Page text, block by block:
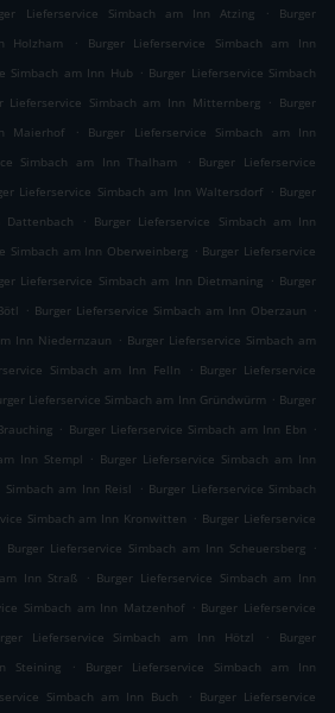
Lieferservice Simbach am Inn Atzing .
Burger
Holzham
.
Burger Lieferservice Simbach am Inn
Simbach am Inn Hub . Burger Lieferservice Simbach
Lieferservice Simbach am Inn Mitternberg . Burger
Maierhof
.
Burger Lieferservice Simbach am Inn
Simbach am Inn Thalham . Burger Lieferservice
Lieferservice Simbach am Inn Waltersdorf . Burger
. Burger Lieferservice Simbach am Inn
Simbach am Inn Oberweinberg . Burger Lieferservice
Lieferservice Simbach am Inn Dietmaning . Burger
. Burger Lieferservice Simbach am Inn Oberzaun .
Inn Niedernzaun . Burger Lieferservice Simbach am
Simbach am Inn Felln . Burger Lieferservice
Lieferservice Simbach am Inn Gründwürm . Burger
. Burger Lieferservice Simbach am Inn Ebn .
Inn Stempl . Burger Lieferservice Simbach am Inn
Simbach am Inn Reisl . Burger Lieferservice Simbach
Simbach am Inn Kronwitten . Burger Lieferservice
Burger Lieferservice Simbach am Inn Scheuersberg .
Inn Straß
. Burger Lieferservice Simbach am Inn
Simbach am Inn Matzenhof . Burger Lieferservice
Lieferservice Simbach am Inn Hötzl .
Burger
Steining
.
Burger Lieferservice Simbach am Inn
Simbach am Inn Buch . Burger Lieferservice